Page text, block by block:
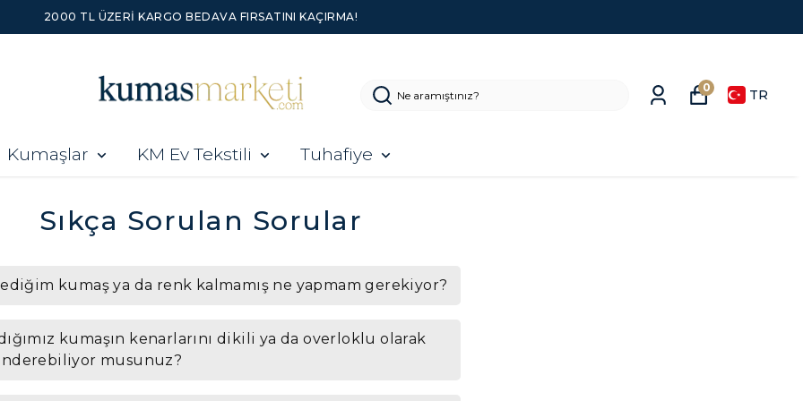
2000 TL ÜZERI KARGO BEDAVA FIRSATINI KAÇIRMA!
Kumaşlar KM Ev Tekstili Tuhafiye
0 TR
Sıkça Sorulan Sorular
kumaş ya da renk kalmamış ne yapmam gerekiyor?
kumaşın kenarlarını dikili ya da overloklu olarak
musunuz?